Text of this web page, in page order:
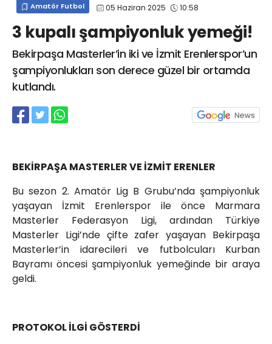
Amatör Futbol 05 Haziran 2025 10:58
3 kupalı şampiyonluk yemeği!
Bekirpaşa Masterler’in iki ve İzmit Erenlerspor’un
şampiyonlukları son derece güzel bir ortamda
kutlandı.
BEKİRPAŞA MASTERLER VE İZMİT ERENLER
Bu sezon 2. Amatör Lig B Grubu’nda şampiyonluk
yaşayan İzmit Erenlerspor ile önce Marmara
Masterler Federasyon Ligi, ardından Türkiye
Masterler Ligi’nde çifte zafer yaşayan Bekirpaşa
Masterler’in idarecileri ve futbolcuları Kurban
Bayramı öncesi şampiyonluk yemeğinde bir araya
geldi.
PROTOKOL İLGİ GÖSTERDİ
info@spor41.com